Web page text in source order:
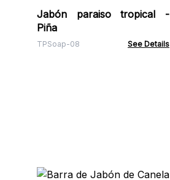
Jabón paraiso tropical -
Piña
TPSoap-08 See Details